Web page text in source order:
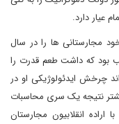
عیار دارد.
مجارستانی ها را در سال
بود که داشت طعم قدرت را
چرخش ایدئولوژیکی او در
نتیجه یک سری محاسبات
اراده انقلابیون مجارستان